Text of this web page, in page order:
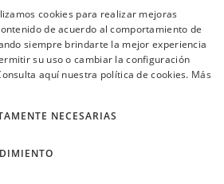
ayuda? (02) 298 1300
cookies para realizar mejoras
de acuerdo al comportamiento de
siempre brindarte la mejor experiencia
su uso o cambiar la configuración
aquí nuestra política de cookies. Más
NECESARIAS